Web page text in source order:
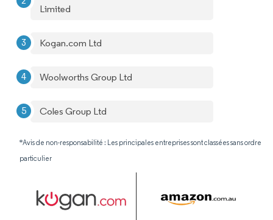
Limited
Kogan.com Ltd
Woolworths Group Ltd
Coles Group Ltd
*Avis de non-responsabilité : Les principales entreprises sont classées sans ordre
particulier